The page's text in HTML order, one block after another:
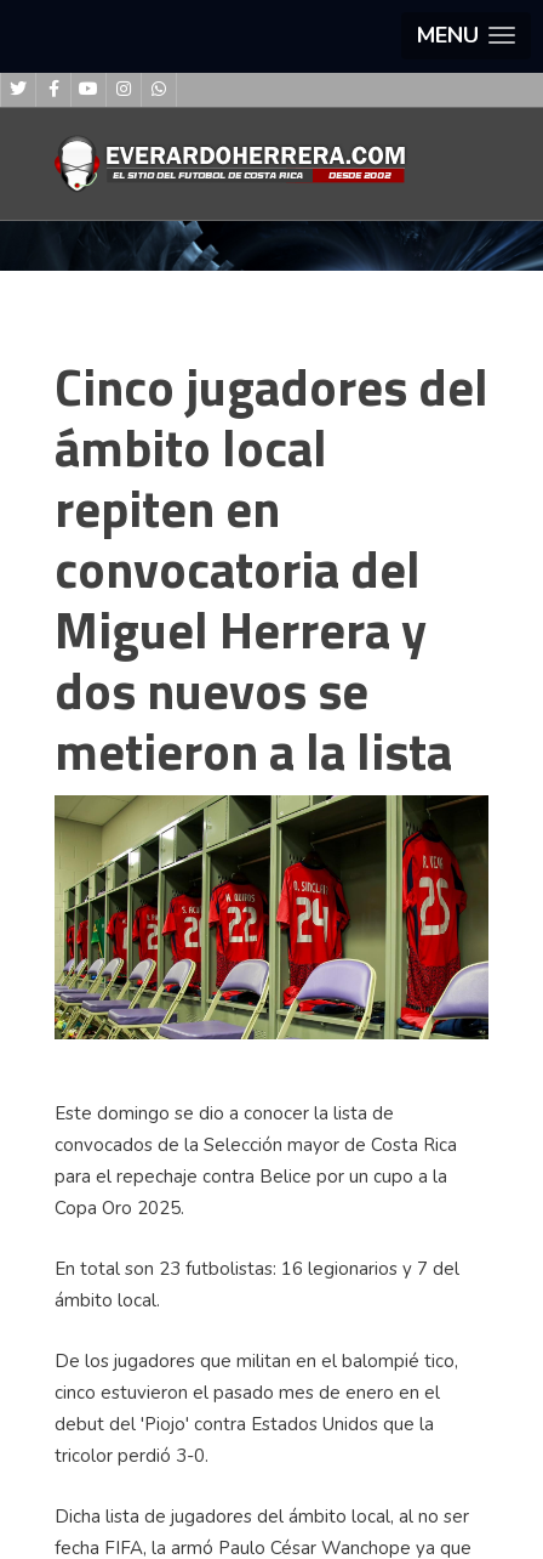
MENU
Cinco jugadores del
ámbito local
repiten en
convocatoria del
Miguel Herrera y
dos nuevos se
metieron a la lista
Este domingo se dio a conocer la lista de
convocados de la Selección mayor de Costa Rica
para el repechaje contra Belice por un cupo a la
Copa Oro 2025.
En total son 23 futbolistas: 16 legionarios y 7 del
ámbito local.
De los jugadores que militan en el balompié tico,
cinco estuvieron el pasado mes de enero en el
debut del 'Piojo' contra Estados Unidos que la
tricolor perdió 3-0.
Dicha lista de jugadores del ámbito local, al no ser
fecha FIFA, la armó Paulo César Wanchope ya que